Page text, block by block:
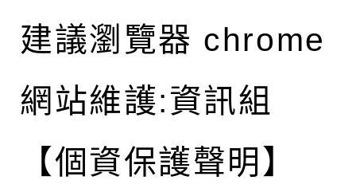
建議瀏覽器 chrome
網站維護:資訊組
【個資保護聲明】